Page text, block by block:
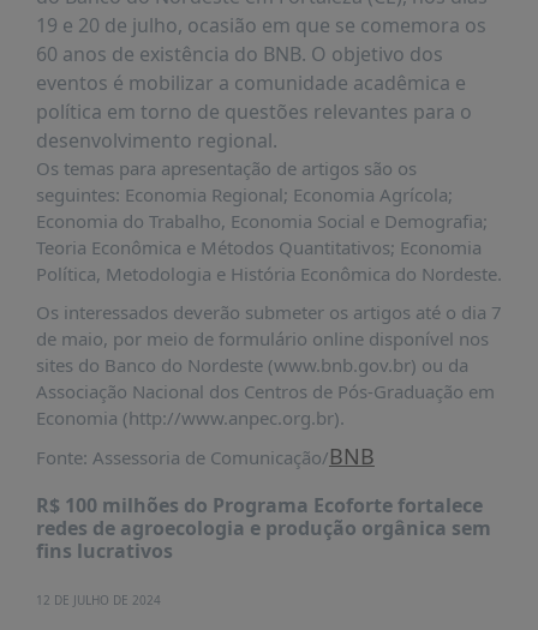
DADOS
FRENTE
PARLAMENTAR
SOBRE
A
FRENTE
MATERIAIS
CURSOS
E
EVENTOS
INSCRIÇÕES
DISPONÍVEIS
PUBLICAÇÕES
RUMOS
19 e 20 de julho, ocasião em que se comemora os
60 anos de existência do BNB. O objetivo dos
eventos é mobilizar a comunidade acadêmica e
política em torno de questões relevantes para o
desenvolvimento regional.
Os temas para apresentação de artigos são os
seguintes: Economia Regional; Economia Agrícola;
Economia do Trabalho, Economia Social e Demografia;
Teoria Econômica e Métodos Quantitativos; Economia
Política, Metodologia e História Econômica do Nordeste.
Os interessados deverão submeter os artigos até o dia 7
de maio, por meio de formulário online disponível nos
sites do Banco do Nordeste (www.bnb.gov.br) ou da
Associação Nacional dos Centros de Pós-Graduação em
Economia (http://www.anpec.org.br).
Fonte: Assessoria de Comunicação/BNB
R$ 100 milhões do Programa Ecoforte fortalece
redes de agroecologia e produção orgânica sem
fins lucrativos
12 DE JULHO DE 2024